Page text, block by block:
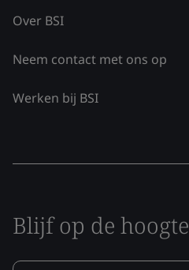
Over BSI
Neem contact met ons op
Werken bij BSI
Blijf op de hoogte